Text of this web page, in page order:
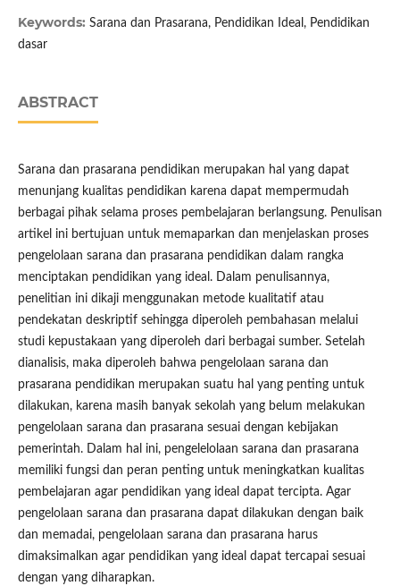
Keywords: Sarana dan Prasarana, Pendidikan Ideal, Pendidikan
dasar
ABSTRACT
Sarana dan prasarana pendidikan merupakan hal yang dapat
menunjang kualitas pendidikan karena dapat mempermudah
berbagai pihak selama proses pembelajaran berlangsung. Penulisan
artikel ini bertujuan untuk memaparkan dan menjelaskan proses
pengelolaan sarana dan prasarana pendidikan dalam rangka
menciptakan pendidikan yang ideal. Dalam penulisannya,
penelitian ini dikaji menggunakan metode kualitatif atau
pendekatan deskriptif sehingga diperoleh pembahasan melalui
studi kepustakaan yang diperoleh dari berbagai sumber. Setelah
dianalisis, maka diperoleh bahwa pengelolaan sarana dan
prasarana pendidikan merupakan suatu hal yang penting untuk
dilakukan, karena masih banyak sekolah yang belum melakukan
pengelolaan sarana dan prasarana sesuai dengan kebijakan
pemerintah. Dalam hal ini, pengelelolaan sarana dan prasarana
memiliki fungsi dan peran penting untuk meningkatkan kualitas
pembelajaran agar pendidikan yang ideal dapat tercipta. Agar
pengelolaan sarana dan prasarana dapat dilakukan dengan baik
dan memadai, pengelolaan sarana dan prasarana harus
dimaksimalkan agar pendidikan yang ideal dapat tercapai sesuai
dengan yang diharapkan.